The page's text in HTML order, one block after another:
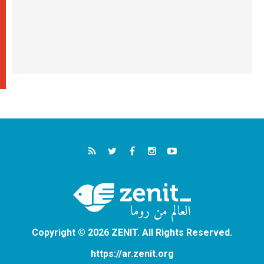
Copyright © 2026 ZENIT. All Rights Reserved.
https://ar.zenit.org